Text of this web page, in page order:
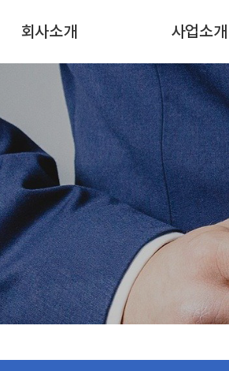
회사소개
인사말
조직도
둘러보기
찾아오시는 길
사업소개
사업분야
사업안내
사업절차
소개/설명01
소개/설명02
소개/설명02